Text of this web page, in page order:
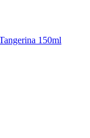
150ml